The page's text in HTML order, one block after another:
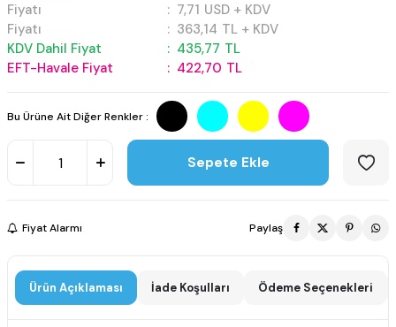
Fiyatı : 7,71 USD + KDV
Fiyatı
: 363,14 TL + KDV
KDV Dahil Fiyat
: 435,77 TL
EFT-Havale Fiyat
: 422,70 TL
Bu Ürüne Ait Diğer Renkler :
Sepete Ekle
Fiyat Alarmı Paylaş
Ürün Açıklaması İade Koşulları Ödeme Seçenekleri